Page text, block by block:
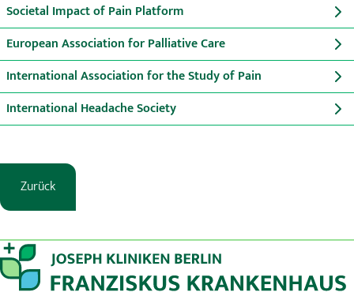
Societal Impact of Pain Platform
European Association for Palliative Care
International Association for the Study of Pain
International Headache Society
Zurück